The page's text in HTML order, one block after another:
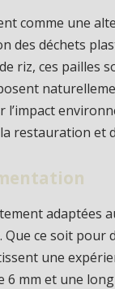
comme une
des déchets
riz, ces pailles
restauration et
adaptées
ce soit pour
une
6 mm et une